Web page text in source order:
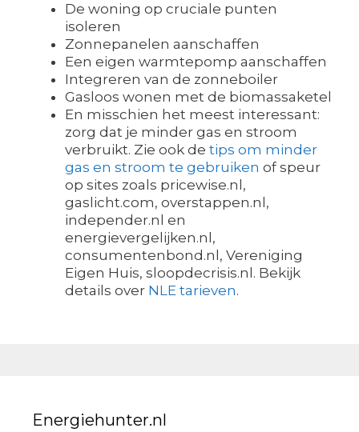
De woning op cruciale punten
isoleren
Zonnepanelen aanschaffen
Een eigen warmtepomp aanschaffen
Integreren van de zonneboiler
Gasloos wonen met de biomassaketel
En misschien het meest interessant:
zorg dat je minder gas en stroom
verbruikt. Zie ook de tips om minder
gas en stroom te gebruiken of speur
op sites zoals pricewise.nl,
gaslicht.com, overstappen.nl,
independer.nl en
energievergelijken.nl,
consumentenbond.nl, Vereniging
Eigen Huis, sloopdecrisis.nl. Bekijk
details over NLE tarieven.
Energiehunter.nl